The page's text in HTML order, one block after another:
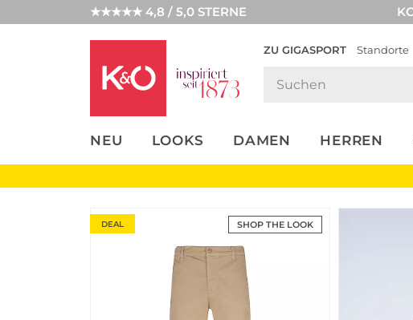
★★★★★ 4,8 / 5,0 STERNE
ZU GIGASPORT Standorte
NEU LOOKS DAMEN HERREN
UNSERE APP
CLICK &
SHOP THE LOOK
DEAL